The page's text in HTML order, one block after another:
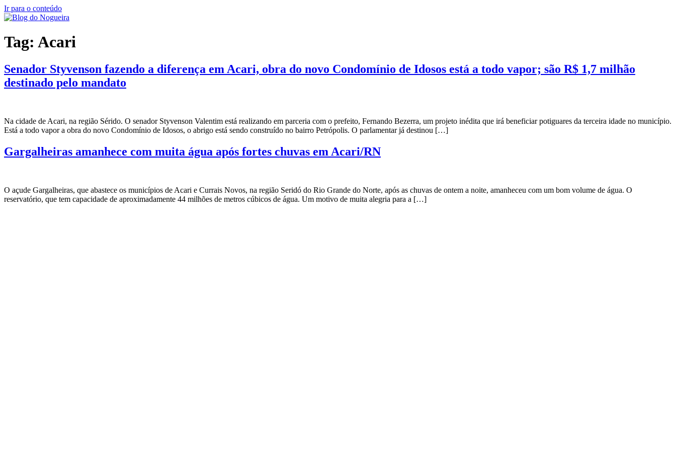
Ir para o conteúdo
Tag: Acari
Senador Styvenson fazendo a diferença em Acari, obra do novo Condomínio de Idosos está a todo vapor; são R$ 1,7 milhão
destinado pelo mandato
Na cidade de Acari, na região Sérido. O senador Styvenson Valentim está realizando em parceria com o prefeito, Fernando Bezerra, um projeto inédita que irá beneficiar potiguares da terceira idade no município.
Está a todo vapor a obra do novo Condomínio de Idosos, o abrigo está sendo construído no bairro Petrópolis. O parlamentar já destinou […]
Gargalheiras amanhece com muita água após fortes chuvas em Acari/RN
O açude Gargalheiras, que abastece os municípios de Acari e Currais Novos, na região Seridó do Rio Grande do Norte, após as chuvas de ontem a noite, amanheceu com um bom volume de água. O
reservatório, que tem capacidade de aproximadamente 44 milhões de metros cúbicos de água. Um motivo de muita alegria para a […]